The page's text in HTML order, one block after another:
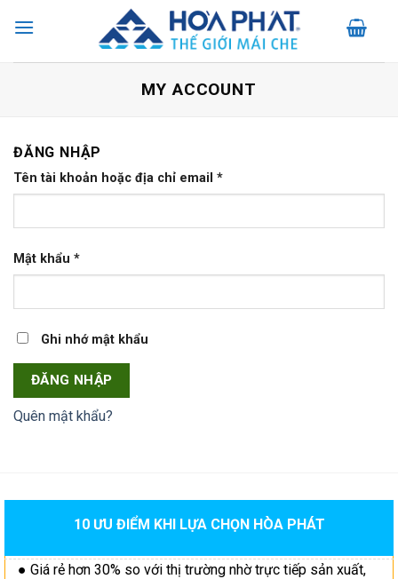
MY ACCOUNT
ĐĂNG NHẬP
Tên tài khoản hoặc địa chỉ email *
Mật khẩu *
Ghi nhớ mật khẩu
ĐĂNG NHẬP
Quên mật khẩu?
10 ƯU ĐIỂM KHI LỰA CHỌN HÒA PHÁT
● Giá rẻ hơn 30% so với thị trường nhờ trực tiếp sản xuất,